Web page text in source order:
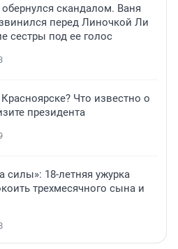
обернулся скандалом. Ваня
перед Линочкой Ли
сестры под ее голос
Что известно о
президента
силы»: 18-летняя ужурка
трехмесячного сына и